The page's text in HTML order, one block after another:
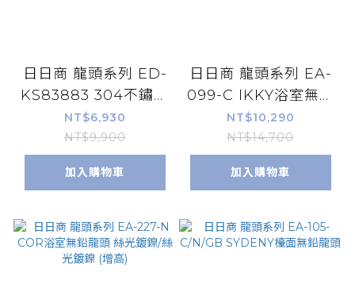
日日商 龍頭系列 ED-
KS83883 304不鏽鋼
大流量無鉛龍頭
NT$6,930
NT$9,900
加入購物車
日日商 龍頭系列 EA-
099-C IKKY浴室無鉛
龍頭-增高-鍍鉻
NT$10,290
NT$14,700
加入購物車